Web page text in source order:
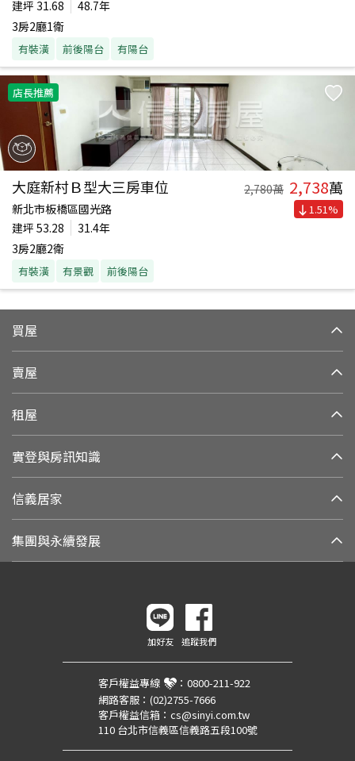
建坪 31.68
48.7年
3房2廳1衛
有裝潢 前後陽台 有陽台
店長推薦
大庭新村Ｂ型大三房車位 2,780萬 2,738萬
新北市板橋區國光路
建坪 53.28
31.4年
3房2廳2衛
有裝潢 有景觀 前後陽台
1.51%
買屋
賣屋
租屋
實登與房訊知識
信義居家
集團與永續發展
加好友 追蹤我們
客戶權益專線 ： 0800-211-922
網路客服： (02)2755-7666
客戶權益信箱： cs@sinyi.com.tw
110 台北市信義區信義路五段100號